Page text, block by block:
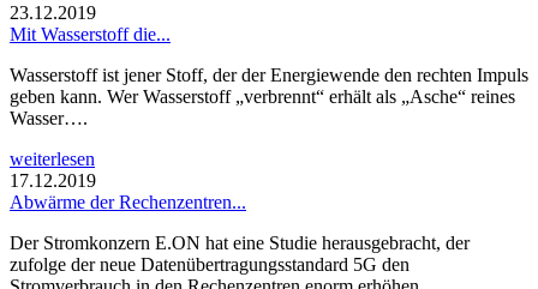
23.12.2019
Mit Wasserstoff die...
Wasserstoff ist jener Stoff, der der Energiewende den rechten Impuls
geben kann. Wer Wasserstoff „verbrennt“ erhält als „Asche“ reines
Wasser….
weiterlesen
17.12.2019
Abwärme der Rechenzentren...
Der Stromkonzern E.ON hat eine Studie herausgebracht, der
zufolge der neue Datenübertragungsstandard 5G den